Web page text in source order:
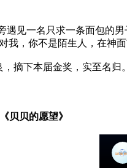
遇见一名只求一条面包的
我，你不是陌生人，在神
摘下本届金奖，实至名归。
贝贝的愿望》